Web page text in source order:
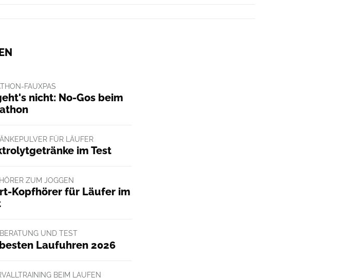
FAUXPAS
nicht: No-Gos beim
FÜR LÄUFER
im Test
ZUM JOGGEN
Kopfhörer für Läufer im
UND TEST
Laufuhren 2026
BEIM LAUFEN